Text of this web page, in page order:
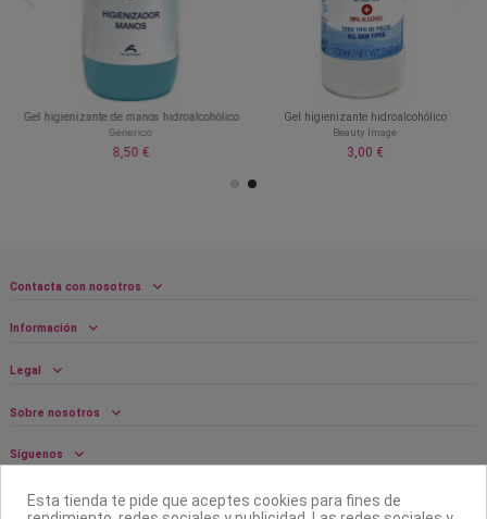
Gel higienizante de manos hidroalcohólico
Generico
8,50 €
Gel higienizante hidroalcohólico
Beauty Image
3,00 €
Contacta con nosotros
Información
Legal
Sobre nosotros
Síguenos
Boletín
Esta tienda te pide que aceptes cookies para fines de